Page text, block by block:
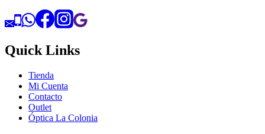
Quick Links
Tienda
Mi Cuenta
Contacto
Outlet
Óptica La Colonia